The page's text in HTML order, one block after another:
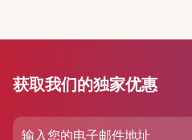
获取我们的独家优惠